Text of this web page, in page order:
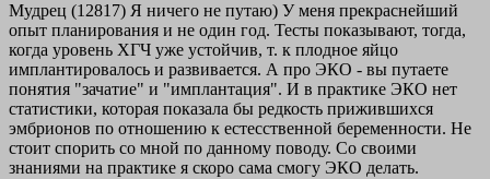
Мудрец (12817) Я ничего не путаю) У меня прекраснейший
опыт планирования и не один год. Тесты показывают, тогда,
когда уровень ХГЧ уже устойчив, т. к плодное яйцо
имплантировалось и развивается. А про ЭКО - вы путаете
понятия "зачатие" и "имплантация". И в практике ЭКО нет
статистики, которая показала бы редкость прижившихся
эмбрионов по отношению к естесственной беременности. Не
стоит спорить со мной по данному поводу. Со своими
знаниями на практике я скоро сама смогу ЭКО делать.